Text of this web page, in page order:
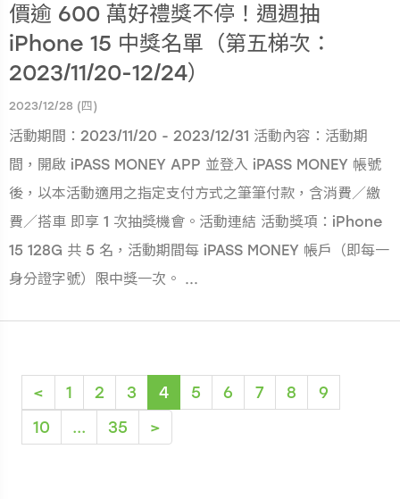
價逾 600 萬好禮獎不停！週週抽
iPhone 15 中獎名單（第五梯次：
2023/11/20-12/24）
2023/12/28 (四)
活動期間：2023/11/20 - 2023/12/31 活動內容：活動期
間，開啟 iPASS MONEY APP 並登入 iPASS MONEY 帳號
後，以本活動適用之指定支付方式之筆筆付款，含消費／繳
費／搭車 即享 1 次抽獎機會。活動連結 活動獎項：iPhone
15 128G 共 5 名，活動期間每 iPASS MONEY 帳戶（即每一
身分證字號）限中獎一次。 ...
< 1 2 3 4
(current) 5 6 7 8
9
10
... 35 >